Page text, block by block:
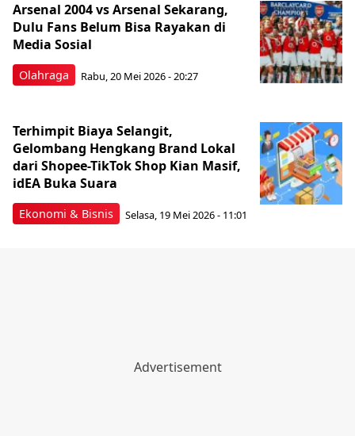
Olahraga
Arsenal 2004 vs Arsenal Sekarang,
Dulu Fans Belum Bisa Rayakan di
Media Sosial
Rabu, 20 Mei 2026 - 20:27
Ekonomi & Bisnis
Terhimpit Biaya Selangit,
Gelombang Hengkang Brand Lokal
dari Shopee-TikTok Shop Kian Masif,
idEA Buka Suara
Selasa, 19 Mei 2026 - 11:01